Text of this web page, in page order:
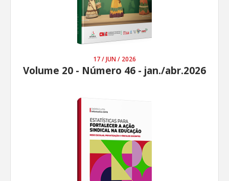
17 / JUN / 2026
Volume 20 - Número 46 - jan./abr.2026